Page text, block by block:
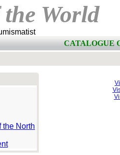
World
CATALOGUE
the North